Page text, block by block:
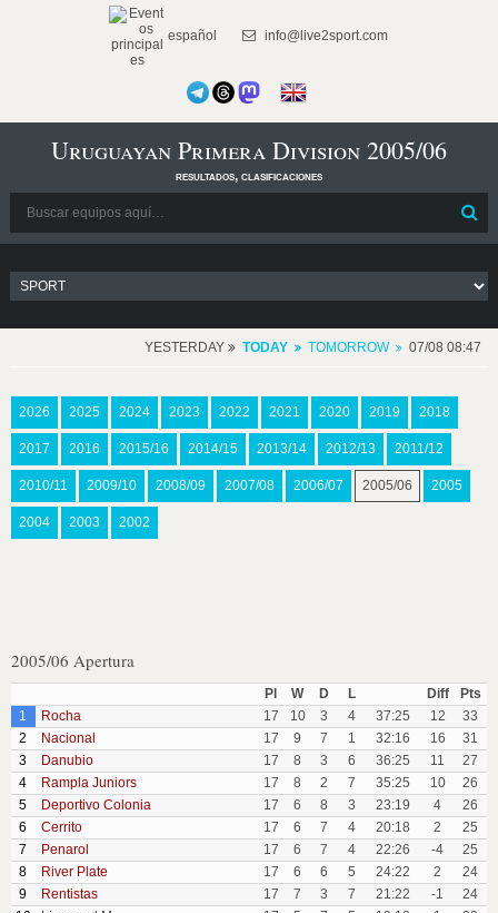
español info@live2sport.com
Uruguayan Primera Division 2005/06
resultados, clasificaciones
YESTERDAY TODAY TOMORROW 07/08 08:47
2026 2025 2024 2023 2022 2021 2020 2019 2018
2017 2016 2015/16 2014/15 2013/14 2012/13 2011/12
2010/11 2009/10 2008/09 2007/08 2006/07 2005/06 2005
2004 2003 2002
2005/06 Apertura
Pl W D L Diff
Pts
1
Rocha 17 10 3 4 37:25 12
33
2
Nacional 17 9 7 1 32:16 16
31
3
Danubio 17 8 3 6 36:25 11
27
4
Rampla Juniors 17 8 2 7 35:25 10
26
5
Deportivo Colonia 17 6 8 3 23:19 4
26
6
Cerrito 17 6 7 4 20:18 2
25
7
Penarol 17 6 7 4 22:26 -4
25
8
River Plate 17 6 6 5 24:22 2
24
9
Rentistas 17 7 3 7 21:22 -1
24